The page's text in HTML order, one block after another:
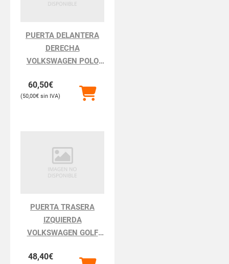
PUERTA DELANTERA
DERECHA
VOLKSWAGEN POLO
60,50€
50,00€
PUERTA TRASERA
IZQUIERDA
VOLKSWAGEN GOLF
48,40€